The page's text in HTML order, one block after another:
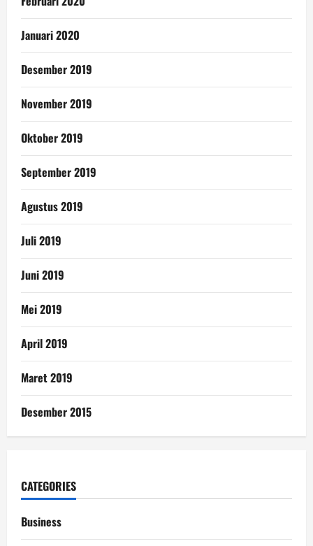
Januari 2020
Desember 2019
November 2019
Oktober 2019
September 2019
Agustus 2019
Juli 2019
Juni 2019
Mei 2019
April 2019
Maret 2019
Desember 2015
CATEGORIES
Business